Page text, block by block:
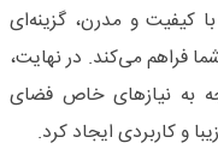
کیفیت و مدرن، گزینه‌ای
فراهم می‌کند. در نهایت،
به نیازهای خاص فضای
و کاربردی ایجاد کرد.